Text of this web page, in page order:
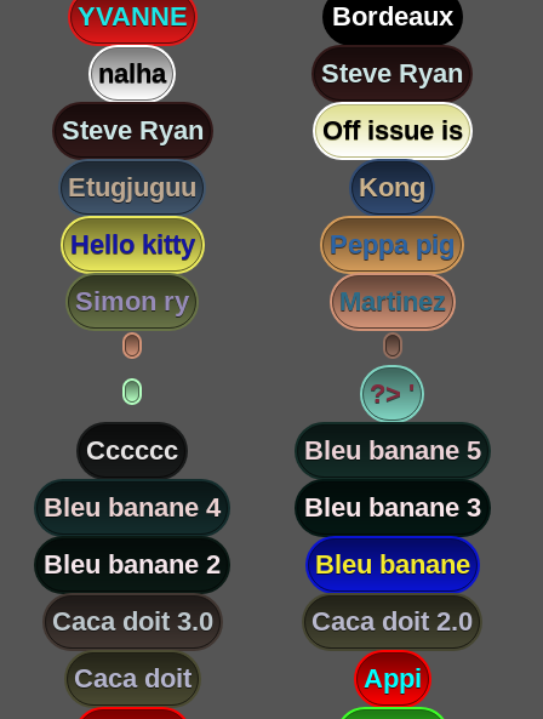
YVANNE
Bordeaux
nalha
Steve Ryan
Steve Ryan
Off issue is
Etugjuguu
Kong
Hello kitty
Peppa pig
Simon ry
Martinez
?> '
Cccccc
Bleu banane 5
Bleu banane 4
Bleu banane 3
Bleu banane 2
Bleu banane
Caca doit 3.0
Caca doit 2.0
Caca doit
Appi